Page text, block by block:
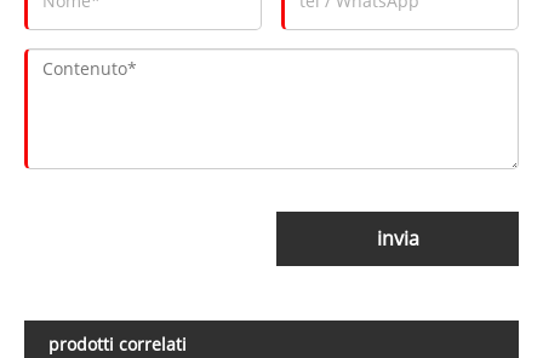
invia
prodotti correlati